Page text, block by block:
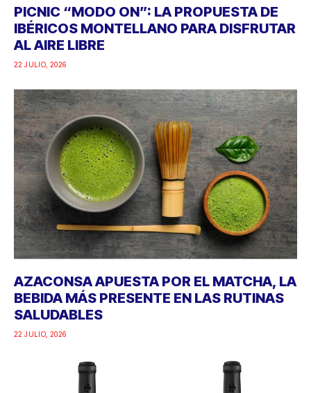
PICNIC “MODO ON”: LA PROPUESTA DE
IBÉRICOS MONTELLANO PARA DISFRUTAR
AL AIRE LIBRE
22 JULIO, 2026
AZACONSA APUESTA POR EL MATCHA, LA
BEBIDA MÁS PRESENTE EN LAS RUTINAS
SALUDABLES
22 JULIO, 2026